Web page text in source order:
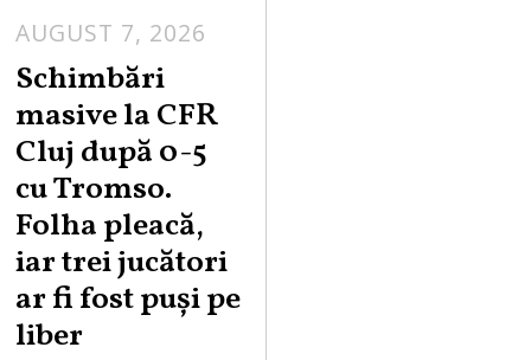
AUGUST 7, 2026
Schimbări
masive la CFR
Cluj după 0-5
cu Tromso.
Folha pleacă,
iar trei jucători
ar fi fost puși pe
liber